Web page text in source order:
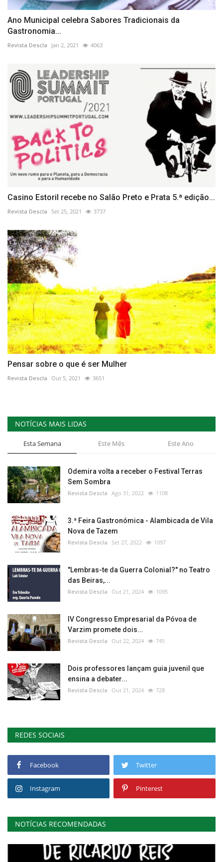
Ano Municipal celebra Sabores Tradicionais da
Gastronomia...
Revista Descla Jan 2, 2021 4063
Casino Estoril recebe no Salão Preto e Prata 5.ª edição...
Revista Descla Set 25, 2021 3737
Pensar sobre o que é ser Mulher
Revista Descla Out 5, 2021 3651
NOTÍCIAS MAIS LIDAS
Esta Semana Este Mês Este Ano
Odemira volta a receber o Festival Terras
Sem Sombra
Revista Descla Ago 31, 2022 1108
3.ª Feira Gastronómica - Alambicada de Vila
Nova de Tazem
Revista Descla Set 27, 2022 1097
"Lembras-te da Guerra Colonial?" no Teatro
das Beiras,...
Revista Descla Out 21, 2024 1095
IV Congresso Empresarial da Póvoa de
Varzim promete dois...
Revista Descla Out 22, 2024 745
Dois professores lançam guia juvenil que
ensina a debater...
Revista Descla Out 21, 2024 728
REDES SOCIAIS
Facebook Twitter
Instagram Pinterest
NOTÍCIAS RECOMENDADAS